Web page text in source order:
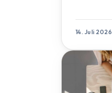
14. Juli 2026